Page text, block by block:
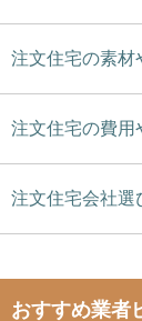
注文住宅の素材
注文住宅の費用
注文住宅会社選
おすすめ業者